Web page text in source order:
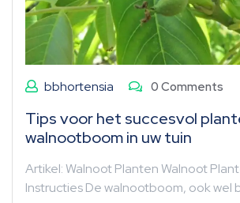
bbhortensia 0 Comments
Tips voor het succesvol
walnootboom in uw tuin
Artikel: Walnoot Planten Walnoot
Instructies De walnootboom, ook wel